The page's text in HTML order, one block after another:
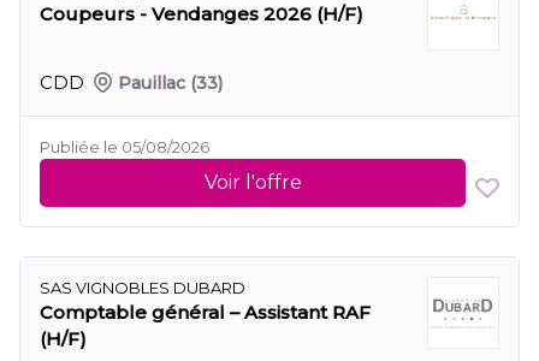
Coupeurs - Vendanges 2026 (H/F)
CDD Pauillac (33)
Publiée le 05/08/2026
Voir l'offre
SAS VIGNOBLES DUBARD
Comptable général – Assistant RAF
(H/F)